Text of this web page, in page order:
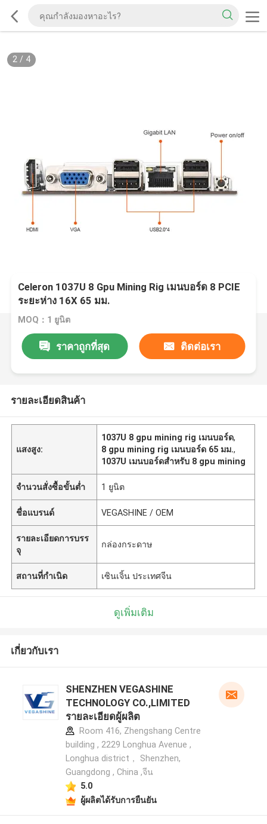
2/ 4
Celeron 1037U 8 Gpu Mining Rig เมนบอร์ด 8 PCIE
ระยะห่าง 16X 65 มม.
MOQ：1 ยูนิต
ราคาถูกที่สุด ติดต่อเรา
รายละเอียดสินค้า
แสงสูง:
1037U 8 gpu mining rig เมนบอร์ด,
8 gpu mining rig เมนบอร์ด 65 มม.,
1037U เมนบอร์ดสำหรับ 8 gpu mining
จำนวนสั่งซื้อขั้นต่ำ 1 ยูนิต
ชื่อแบรนด์ VEGASHINE / OEM
รายละเอียดการบรร
จุ
กล่องกระดาษ
สถานที่กำเนิด เซินเจิ้น ประเทศจีน
ดูเพิ่มเติม
เกี่ยวกับเรา
SHENZHEN VEGASHINE
TECHNOLOGY CO.,LIMITED
รายละเอียดผู้ผลิต
Room 416, Zhengshang Centre
building , 2229 Longhua Avenue ,
Longhua district， Shenzhen,
Guangdong , China ,จีน
5.0
ผู้ผลิตได้รับการยืนยัน